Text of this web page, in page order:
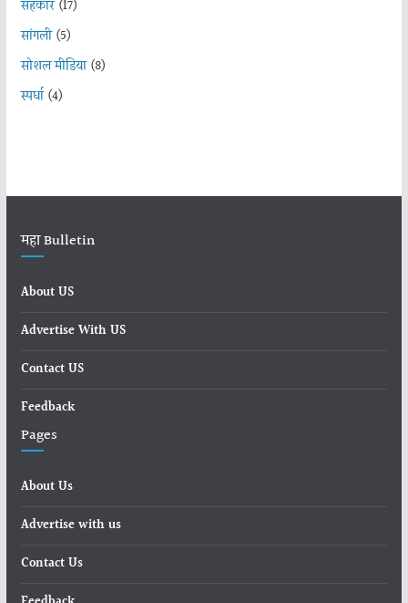
सहकार(17)
सांगली(5)
सोशल मीडिया(8)
स्पर्धा(4)
महा Bulletin
About US
Advertise With US
Contact US
Feedback
Pages
About Us
Advertise with us
Contact Us